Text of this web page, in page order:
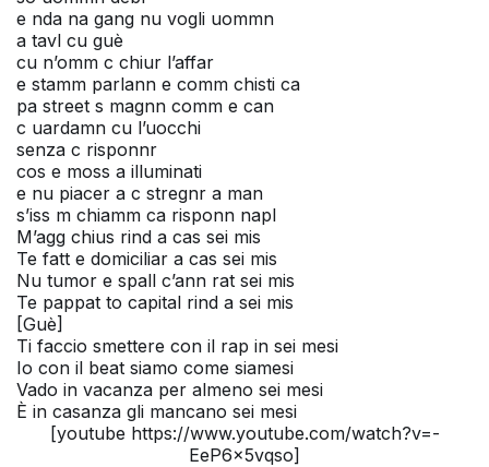
e nda na gang nu vogli uommn
a tavl cu guè
cu n’omm c chiur l’affar
e stamm parlann e comm chisti ca
pa street s magnn comm e can
c uardamn cu l’uocchi
senza c risponnr
cos e moss a illuminati
e nu piacer a c stregnr a man
s’iss m chiamm ca risponn napl
M’agg chius rind a cas sei mis
Te fatt e domiciliar a cas sei mis
Nu tumor e spall c’ann rat sei mis
Te pappat to capital rind a sei mis
[Guè]
Ti faccio smettere con il rap in sei mesi
Io con il beat siamo come siamesi
Vado in vacanza per almeno sei mesi
È in casanza gli mancano sei mesi
[youtube https://www.youtube.com/watch?v=-
EeP6x5vqso]